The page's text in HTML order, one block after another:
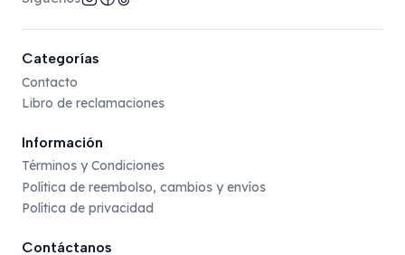
Categorías
Contacto
Libro de reclamaciones
Información
Términos y Condiciones
Política de reembolso, cambios y envíos
Política de privacidad
Contáctanos